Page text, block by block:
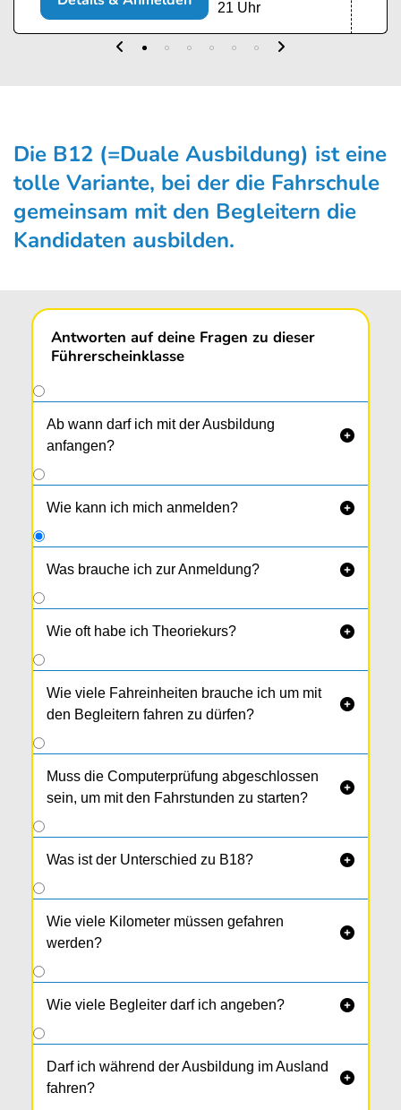
21 Uhr
Die B12 (=Duale Ausbildung) ist eine
tolle Vari­ante, bei der die Fahrschule
gemein­sam mit den Begleitern die
Kandida­ten aus­bilden.
Antworten auf deine Fragen zu dieser
Führerscheinklasse
Ab wann darf ich mit der Ausbildung
anfangen?

Wie kann ich mich anmelden? 
Was brauche ich zur Anmeldung? 
Reisepass oder amtl. Lichtbild­ausweis
1 Passfoto
Ärztliches Attest (bis zur ersten Fahrstunde
oder PC-Prüfung)
Übungstaferl-Antrag
Begleitern
Wie oft habe ich Theoriekurs? 
Wie viele Fahreinheiten brauche ich um mit
den Begleitern fahren zu dürfen?

Muss die Computerprüfung abgeschlossen
sein, um mit den Fahrstunden zu starten?

Was ist der Unterschied zu B18? 
Wie viele Kilometer müssen gefahren
werden?

Wie viele Begleiter darf ich angeben? 
Darf ich während der Ausbildung im Ausland
fahren?
